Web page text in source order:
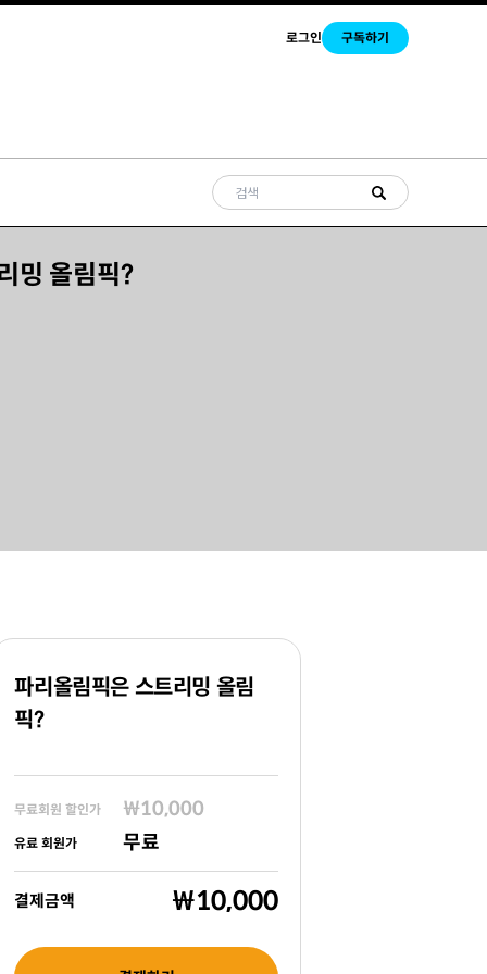
로그인 구독하기
밍 올림픽?
파리올림픽은 스트리밍 올림
픽?
무료회원 할인가 ₩10,000
유료 회원가 무료
결제금액 ₩10,000